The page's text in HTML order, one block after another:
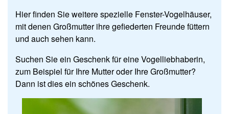
Hier finden Sie weitere spezielle Fenster-Vogelhäuser,
mit denen Großmutter ihre gefiederten Freunde füttern
und auch sehen kann.
Suchen Sie ein Geschenk für eine Vogelliebhaberin,
zum Beispiel für Ihre Mutter oder Ihre Großmutter?
Dann ist dies ein schönes Geschenk.